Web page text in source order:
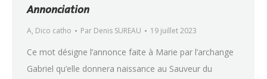
Annonciation
A, Dico catho Par Denis SUREAU 19 juillet 2023
Ce mot désigne l’annonce faite à Marie par l’archange
Gabriel qu’elle donnera naissance au Sauveur du